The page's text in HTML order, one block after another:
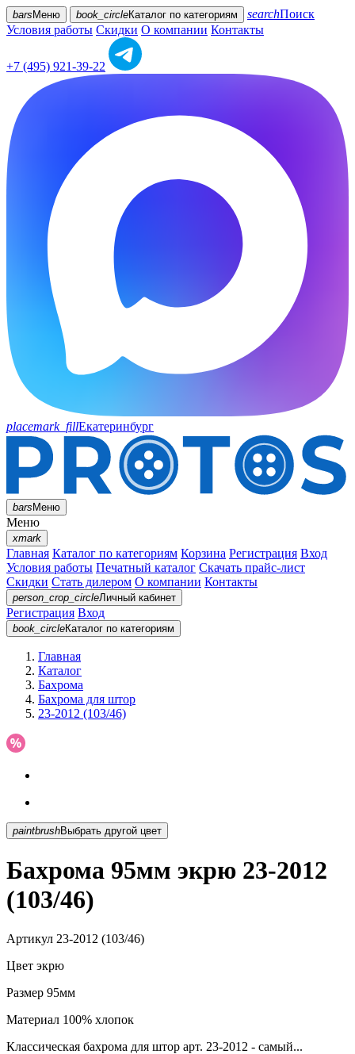
bars Меню book_circleКаталог по категориям searchПоиск
Условия работы Скидки О компании Контакты
+7 (495) 921-39-22
placemark_fillЕкатеринбург
barsМеню
Меню
xmark
Главная Каталог по категориям Корзина Регистрация Вход
Условия работы Печатный каталог Скачать прайс-лист
Скидки Стать дилером О компании Контакты
person_crop_circleЛичный кабинет
Регистрация Вход
book_circleКаталог по категориям
Главная
Каталог
Бахрома
Бахрома для штор
23-2012 (103/46)
paintbrush Выбрать другой цвет
Бахрома 95мм экрю 23-2012
(103/46)
Артикул 23-2012 (103/46)
Цвет экрю
Размер 95мм
Материал 100% хлопок
Классическая бахрома для штор арт. 23-2012 - самый...